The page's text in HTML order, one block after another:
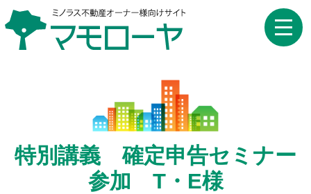
toggle
特別講義 確定申告セミナー
参加 T・E様